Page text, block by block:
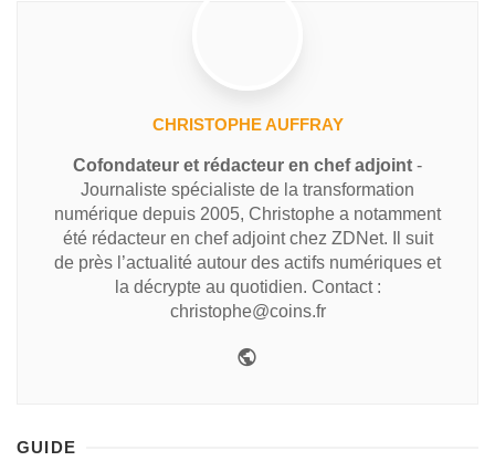
CHRISTOPHE AUFFRAY
Cofondateur et rédacteur en chef adjoint -
Journaliste spécialiste de la transformation
numérique depuis 2005, Christophe a notamment
été rédacteur en chef adjoint chez ZDNet. Il suit
de près l’actualité autour des actifs numériques et
la décrypte au quotidien. Contact :
christophe@coins.fr
GUIDE